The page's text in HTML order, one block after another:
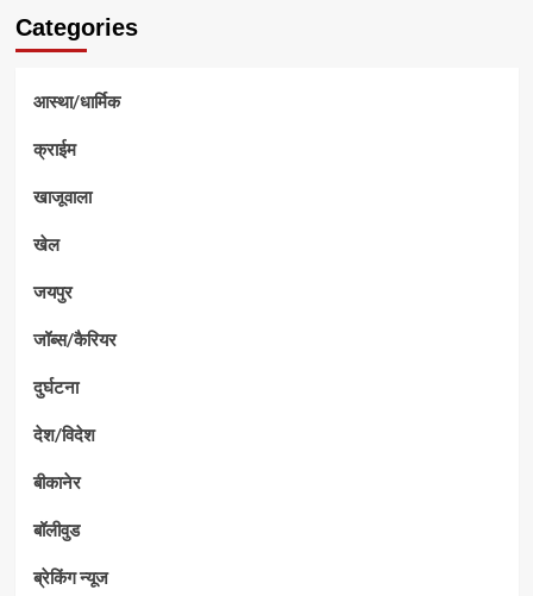
Categories
आस्था/धार्मिक
क्राईम
खाजूवाला
खेल
जयपुर
जॉब्स/कैरियर
दुर्घटना
देश/विदेश
बीकानेर
बॉलीवुड
ब्रेकिंग न्यूज